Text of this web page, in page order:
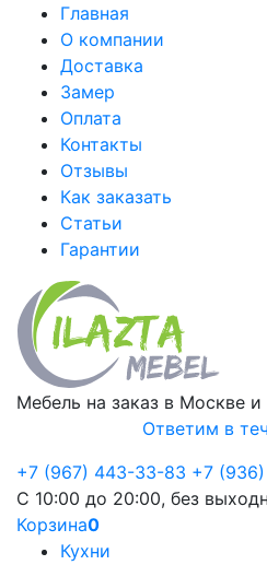
Главная
О компании
Доставка
Замер
Оплата
Контакты
Отзывы
Как заказать
Статьи
Гарантии
Мебель на заказ в Москве и
Ответим в
+7 (967) 443-33-83 +7
С 10:00 до 20:00, без
Корзина0
Кухни